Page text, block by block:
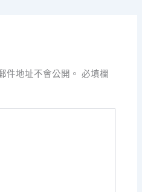
件地址不會公開。 必填欄